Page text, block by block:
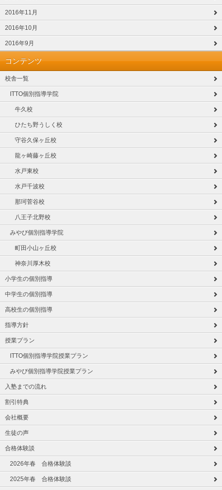
2016年11月
2016年10月
2016年9月
コンテンツ
校舎一覧
ITTO個別指導学院
牛久校
ひたち野うしく校
守谷久保ヶ丘校
龍ヶ崎藤ヶ丘校
水戸東校
水戸千波校
那珂菅谷校
八王子北野校
みやび個別指導学院
町田小山ヶ丘校
神奈川厚木校
小学生の個別指導
中学生の個別指導
高校生の個別指導
指導方針
授業プラン
ITTO個別指導学院授業プラン
みやび個別指導学院授業プラン
入塾までの流れ
割引特典
会社概要
生徒の声
合格体験談
2026年春 合格体験談
2025年春 合格体験談